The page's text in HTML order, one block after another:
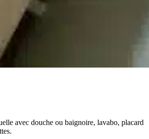
avec douche ou baignoire, lavabo, placard